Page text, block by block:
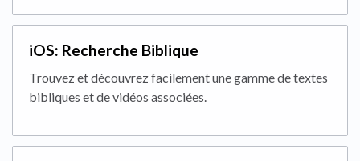
iOS: Recherche Biblique
Trouvez et découvrez facilement une gamme de textes
bibliques et de vidéos associées.